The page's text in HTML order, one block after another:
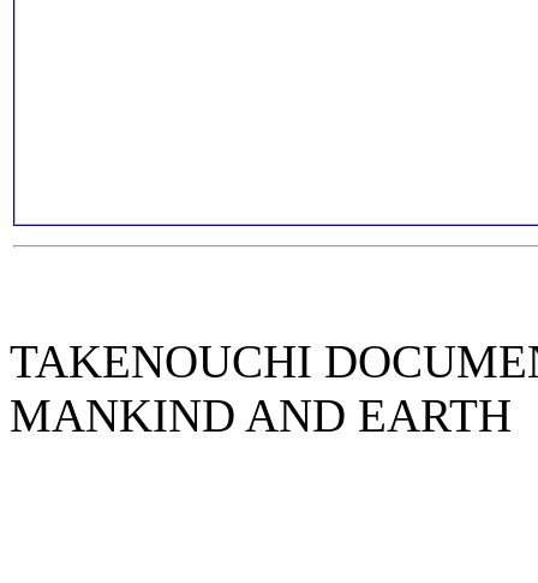
TAKENOUCHI
MANKIND AND EARTH